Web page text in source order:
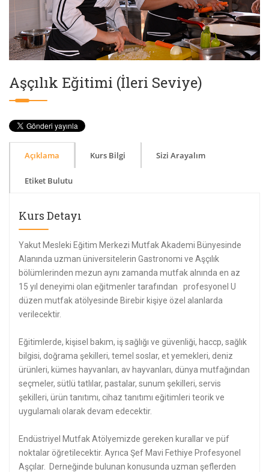
Aşçılık Eğitimi (İleri Seviye)
Açıklama Kurs Bilgi Sizi Arayalım
Etiket Bulutu
Kurs Detayı
Yakut Mesleki Eğitim Merkezi Mutfak Akademi Bünyesinde
Alanında uzman üniversitelerin Gastronomi ve Aşçılık
bölümlerinden mezun aynı zamanda mutfak alnında en az
15 yıl deneyimi olan eğitmenler tarafından profesyonel U
düzen mutfak atölyesinde Birebir kişiye özel alanlarda
verilecektir.
Eğitimlerde, kişisel bakım, iş sağlığı ve güvenliği, haccp, sağlık
bilgisi, doğrama şekilleri, temel soslar, et yemekleri, deniz
ürünleri, kümes hayvanları, av hayvanları, dünya mutfağından
seçmeler, sütlü tatlılar, pastalar, sunum şekilleri, servis
şekilleri, ürün tanıtımı, cihaz tanıtımı eğitimleri teorik ve
uygulamalı olarak devam edecektir.
Endüstriyel Mutfak Atölyemizde gereken kurallar ve püf
noktalar öğretilecektir. Ayrıca Şef Mavi Fethiye Profesyonel
Aşçılar. Derneğinde bulunan konusunda uzman şeflerden